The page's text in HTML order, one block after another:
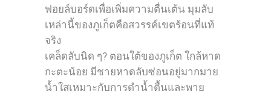
ฟอยล์บอร์ดเพื่อเพิ่มความตื่นเต้น มุมลับ
เหล่านี้ของภูเก็ตคือสวรรค์เขตร้อนที่แท้
จริง
เคล็ดลับนิด ๆ? ตอนใต้ของภูเก็ต ใกล้หาด
กะตะน้อย มีชายหาดลับซ่อนอยู่มากมาย
น้ำใสเหมาะกับการดำน้ำตื้นและพาย